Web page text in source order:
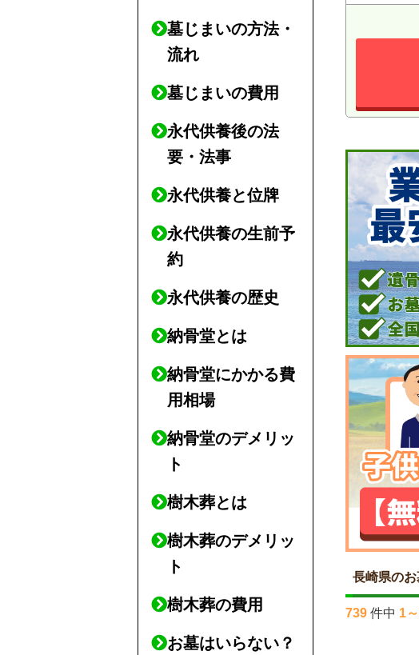
長崎県の
739 件中 1
墓じまいの方法・
流れ
墓じまいの費用
永代供養後の法
要・法事
永代供養と位牌
永代供養の生前予
約
永代供養の歴史
納骨堂とは
納骨堂にかかる費
用相場
納骨堂のデメリッ
ト
樹木葬とは
樹木葬のデメリッ
ト
樹木葬の費用
お墓はいらない？